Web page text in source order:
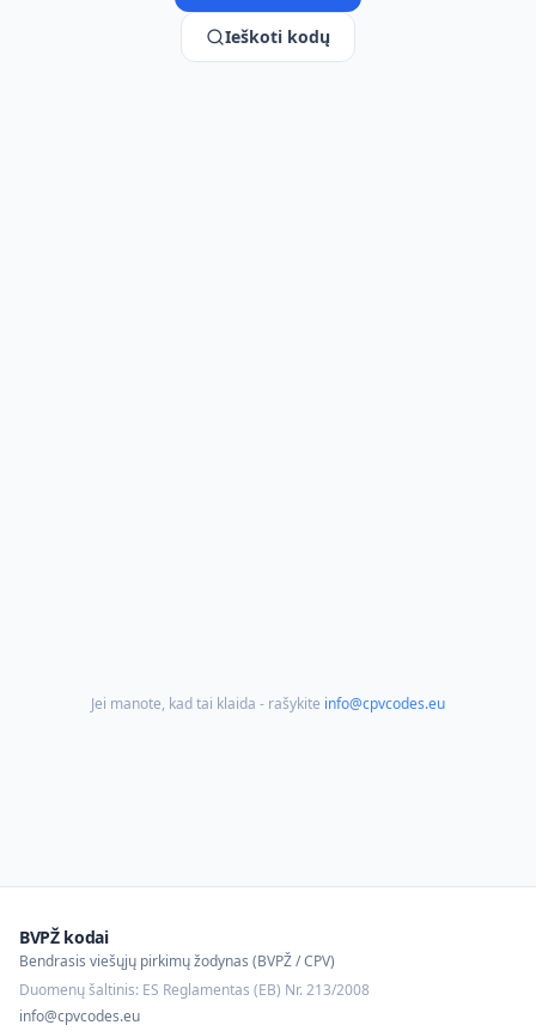
Ieškoti kodų
Jei manote, kad tai klaida - rašykite info@cpvcodes.eu
BVPŽ kodai
Bendrasis viešųjų pirkimų žodynas (BVPŽ / CPV)
Duomenų šaltinis: ES Reglamentas (EB) Nr. 213/2008
info@cpvcodes.eu